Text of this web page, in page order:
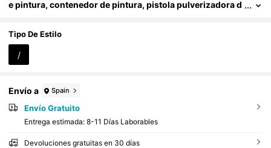
e pintura, contenedor de pintura, pistola pulverizadora d
Tipo De Estilo
/
Envío a Spain
Envío Gratuito
Entrega estimada: 8-11 Días Laborables
Devoluciones gratuitas en 30 días